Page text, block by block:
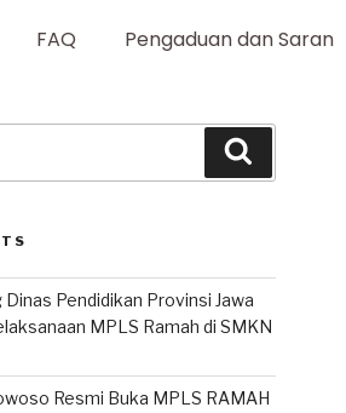
FAQ Pengaduan dan Saran
Dinas Pendidikan Provinsi Jawa
MPLS Ramah di SMKN
Resmi Buka MPLS RAMAH